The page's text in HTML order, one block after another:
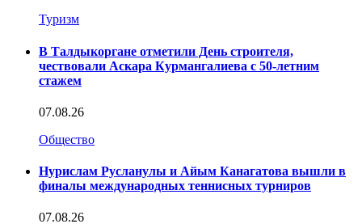
Туризм
В Талдыкоргане отметили День строителя,
чествовали Аскара Курмангалиева с 50-летним
стажем
07.08.26
Общество
Нурислам Русланулы и Айым Канагатова вышли в
финалы международных теннисных турниров
07.08.26